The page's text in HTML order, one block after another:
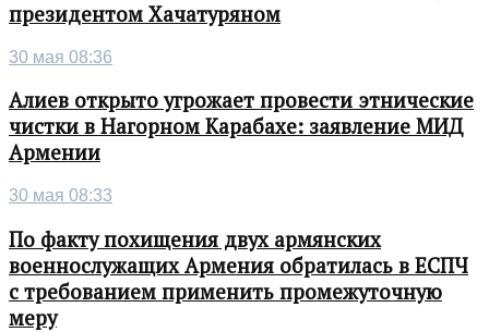
президентом Хачатуряном
30 мая 08:36
Алиев открыто угрожает провести этнические
чистки в Нагорном Карабахе: заявление МИД
Армении
30 мая 08:33
По факту похищения двух армянских
военнослужащих Армения обратилась в ЕСПЧ
с требованием применить промежуточную
меру